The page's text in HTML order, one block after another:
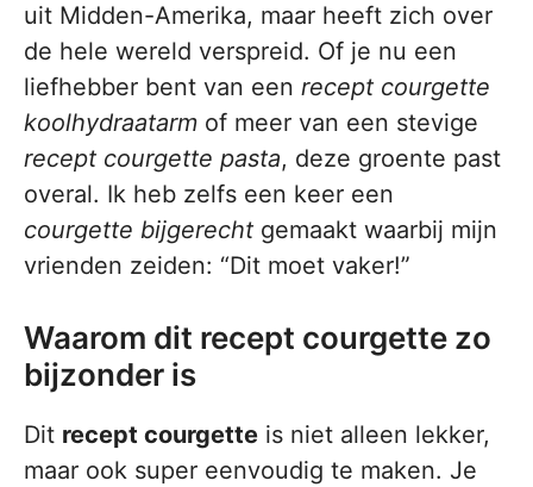
uit Midden-Amerika, maar heeft zich over
de hele wereld verspreid. Of je nu een
liefhebber bent van een recept courgette
koolhydraatarm of meer van een stevige
recept courgette pasta, deze groente past
overal. Ik heb zelfs een keer een
courgette bijgerecht gemaakt waarbij mijn
vrienden zeiden: “Dit moet vaker!”
Waarom dit recept courgette zo
bijzonder is
Dit recept courgette is niet alleen lekker,
maar ook super eenvoudig te maken. Je